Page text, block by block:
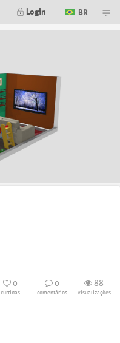
Login BR
0
curtidas
0
comentários
88
visualizações